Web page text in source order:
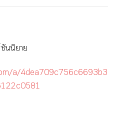
ชันนิยาย
a/4dea709c756c6693b3